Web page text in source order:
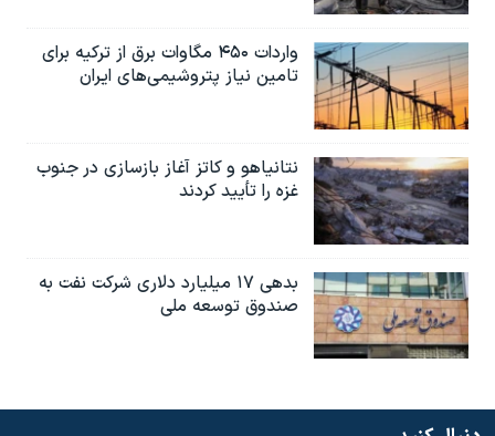
واردات ۴۵۰ مگاوات برق از ترکیه برای
تامین نیاز پتروشیمی‌های ایران
نتانیاهو و کاتز آغاز بازسازی در جنوب
غزه را تأیید کردند
بدهی ۱۷ میلیارد دلاری شرکت نفت به
صندوق توسعه ملی